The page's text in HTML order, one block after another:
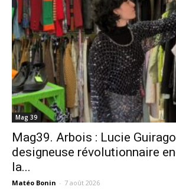
Mag 39
Mag39. Arbois : Lucie
designeuse révolutionnaire
la...
Matéo Bonin - 7 août 2026